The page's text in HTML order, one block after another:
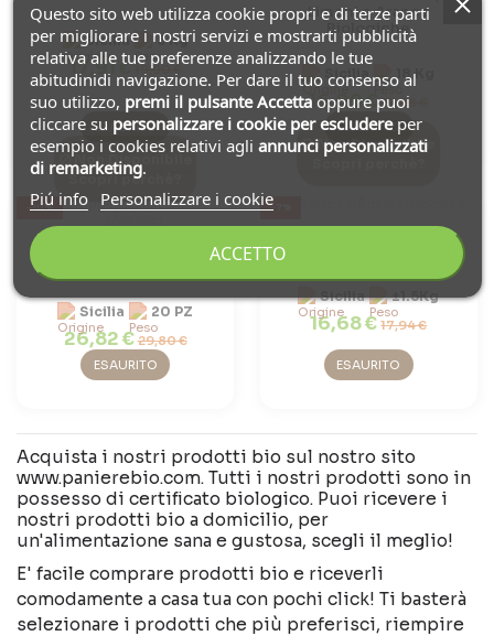
Sicilia 5 Kg
17,91 € 19,90 €
ESAURITO
Limoni e Arance
Biologiche
18 Kg
16,09 €17,88 €
ESAURITO
-10%
Non Disponibile
Scopri perchè?
Sicilia 20 PZ
26,82 €29,80 €
ESAURITO
-7%
Non Disponibile
Sicilia ±1.5Kg
16,68 €17,94 €
ESAURITO
Acquista i nostri prodotti bio sul nostro sito
www.panierebio.com. Tutti i nostri prodotti sono in
possesso di certificato biologico. Puoi ricevere i
nostri prodotti bio a domicilio, per
un'alimentazione sana e gustosa, scegli il meglio!
E' facile comprare prodotti bio e riceverli
comodamente a casa tua con pochi click! Ti basterà
selezionare i prodotti che più preferisci, riempire
Questo sito web utilizza cookie propri e di terze parti
per migliorare i nostri servizi e mostrarti pubblicità
relativa alle tue preferenze analizzando le tue
abitudinidi navigazione. Per dare il tuo consenso al
suo utilizzo, premi il pulsante Accettaoppure puoi
cliccare su personalizzare i cookie per escludereper
esempio i cookies relativi agli annunci personalizzati
di remarketing.
Piú info
Personalizzare i cookie
ACCETTO